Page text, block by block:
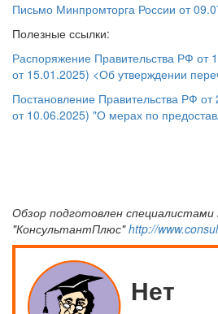
Письмо Минпромторга России от
Полезные ссылки:
Распоряжение Правительства РФ от
от 15.01.2025) <Об утверждении
Постановление Правительства РФ
от 10.06.2025) "О мерах по
Обзор подготовлен специалистами
"КонсультантПлюс"http://
Нет